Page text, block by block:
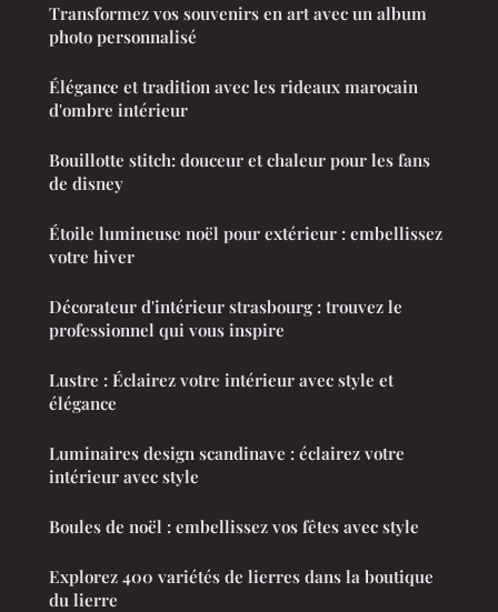
Transformez vos souvenirs en art avec un album
photo personnalisé
Élégance et tradition avec les rideaux marocain
d'ombre intérieur
Bouillotte stitch: douceur et chaleur pour les fans
de disney
Étoile lumineuse noël pour extérieur : embellissez
votre hiver
Décorateur d'intérieur strasbourg : trouvez le
professionnel qui vous inspire
Lustre : Éclairez votre intérieur avec style et
élégance
Luminaires design scandinave : éclairez votre
intérieur avec style
Boules de noël : embellissez vos fêtes avec style
Explorez 400 variétés de lierres dans la boutique
du lierre